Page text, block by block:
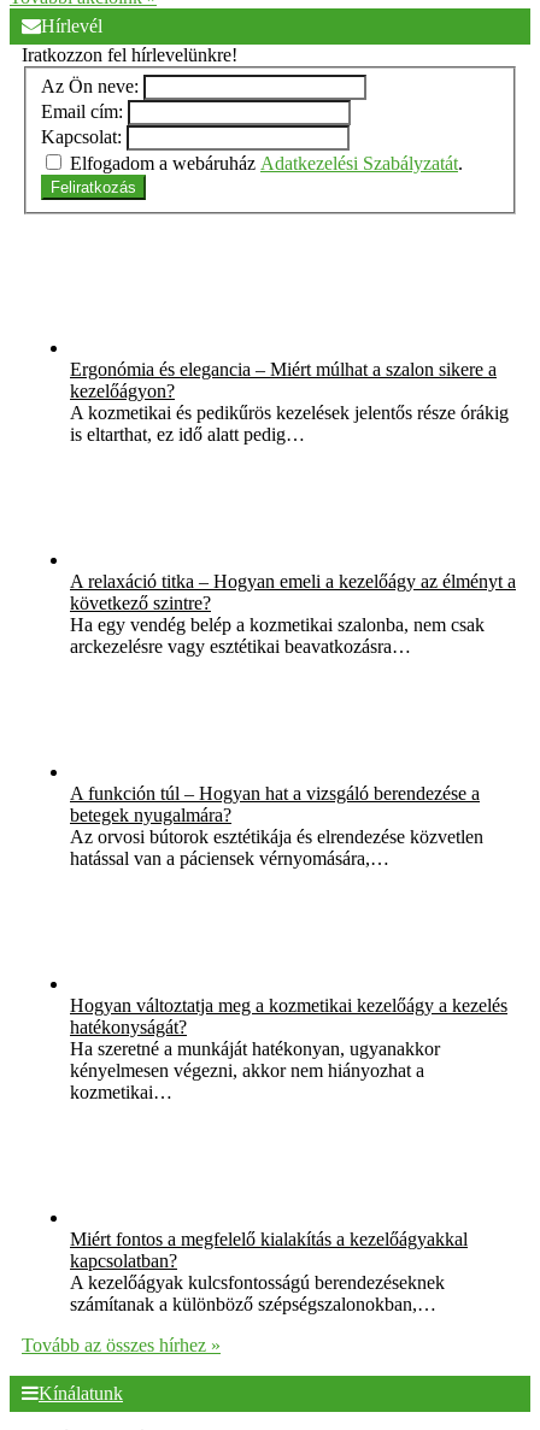
Hírlevél
Iratkozzon fel hírlevelünkre!
Az Ön neve:
Email cím:
Kapcsolat:
Elfogadom a webáruház Adatkezelési Szabályzatát.
Feliratkozás
Ergonómia és elegancia – Miért múlhat a szalon sikere a
kezelőágyon?
A kozmetikai és pedikűrös kezelések jelentős része órákig
is eltarthat, ez idő alatt pedig…
A relaxáció titka – Hogyan emeli a kezelőágy az élményt a
következő szintre?
Ha egy vendég belép a kozmetikai szalonba, nem csak
arckezelésre vagy esztétikai beavatkozásra…
A funkción túl – Hogyan hat a vizsgáló berendezése a
betegek nyugalmára?
Az orvosi bútorok esztétikája és elrendezése közvetlen
hatással van a páciensek vérnyomására,…
Hogyan változtatja meg a kozmetikai kezelőágy a kezelés
hatékonyságát?
Ha szeretné a munkáját hatékonyan, ugyanakkor
kényelmesen végezni, akkor nem hiányozhat a
kozmetikai…
Miért fontos a megfelelő kialakítás a kezelőágyakkal
kapcsolatban?
A kezelőágyak kulcsfontosságú berendezéseknek
számítanak a különböző szépségszalonokban,…
Tovább az összes hírhez »
Kínálatunk